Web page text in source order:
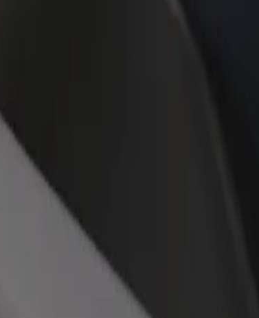
Přidejte restauraci nebo obchod
Oslovte více zákazníků a zvyšte si
Dram Teatrı \ Mingəçevir
do Dövlət Dram Teatrı \ Mingəçevir? Prohlédněte
Stáhnout aplikaci